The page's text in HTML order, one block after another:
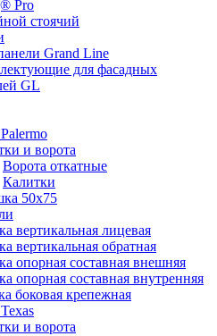
Pro
стоячий
Grand Line
для фасадных
GL
и ворота
Ворота откатные
Калитки
50х75
вертикальная лицевая
вертикальная обратная
опорная составная внешняя
опорная составная внутренняя
боковая крепежная
и ворота